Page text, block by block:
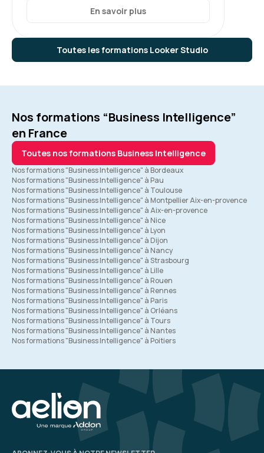
Toutes les formations Looker Studio
En savoir plus
Nos formations “Business Intelligence”
en France
Toutes nos formations Business Intelligence
Nos formations "Business Intelligence" à Bordeaux
Nos formations "Business Intelligence" à Pau
Nos formations "Business Intelligence" à Toulouse
Nos formations "Business Intelligence" à Montpellier Aix-en-provence
Nos formations "Business Intelligence" à Aix-en-provence
Nos formations "Business Intelligence" à Nice
Nos formations "Business Intelligence" à Lyon
Nos formations "Business Intelligence" à Dijon
Nos formations "Business Intelligence" à Nancy
Nos formations "Business Intelligence" à Strasbourg
Nos formations "Business Intelligence" à Lille
Nos formations "Business Intelligence" à Rouen
Nos formations "Business Intelligence" à Rennes
Nos formations "Business Intelligence" à Paris
Nos formations "Business Intelligence" à Orléans
Nos formations "Business Intelligence" à Tours
Nos formations "Business Intelligence" à Nantes
Nos formations "Business Intelligence" à Poitiers